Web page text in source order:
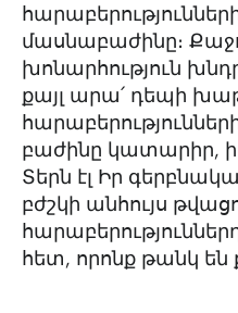
մասնաբաժինը։
խոնարհություն
քայլ արա՛ դեպի
հարաբերությունների
բաժինը կատարիր,
Տերն էլ Իր
բժշկի անհույս
հետ, որոնք թանկ են